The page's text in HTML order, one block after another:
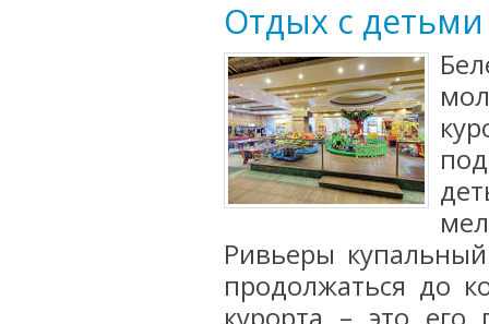
Отдых с
Ривьеры
продолжаться до